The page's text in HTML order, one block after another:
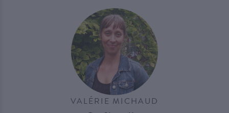
VALÉRIE MICHAUD